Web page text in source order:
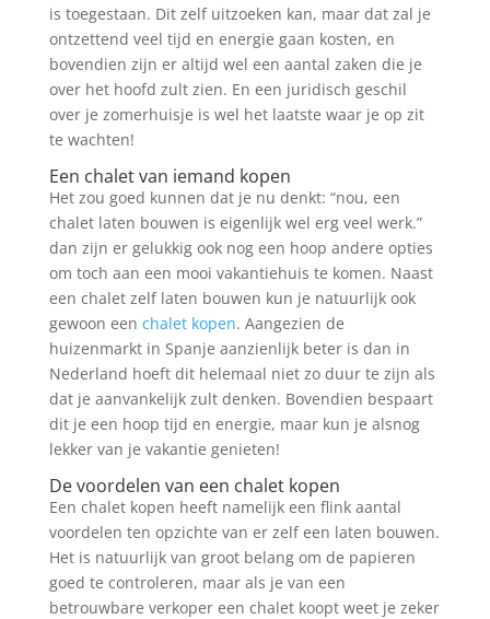
is toegestaan. Dit zelf uitzoeken kan, maar dat zal je
ontzettend veel tijd en energie gaan kosten, en
bovendien zijn er altijd wel een aantal zaken die je
over het hoofd zult zien. En een juridisch geschil
over je zomerhuisje is wel het laatste waar je op zit
te wachten!
Een chalet van iemand kopen
Het zou goed kunnen dat je nu denkt: “nou, een
chalet laten bouwen is eigenlijk wel erg veel werk.”
dan zijn er gelukkig ook nog een hoop andere opties
om toch aan een mooi vakantiehuis te komen. Naast
een chalet zelf laten bouwen kun je natuurlijk ook
gewoon een chalet kopen. Aangezien de
huizenmarkt in Spanje aanzienlijk beter is dan in
Nederland hoeft dit helemaal niet zo duur te zijn als
dat je aanvankelijk zult denken. Bovendien bespaart
dit je een hoop tijd en energie, maar kun je alsnog
lekker van je vakantie genieten!
De voordelen van een chalet kopen
Een chalet kopen heeft namelijk een flink aantal
voordelen ten opzichte van er zelf een laten bouwen.
Het is natuurlijk van groot belang om de papieren
goed te controleren, maar als je van een
betrouwbare verkoper een chalet koopt weet je zeker